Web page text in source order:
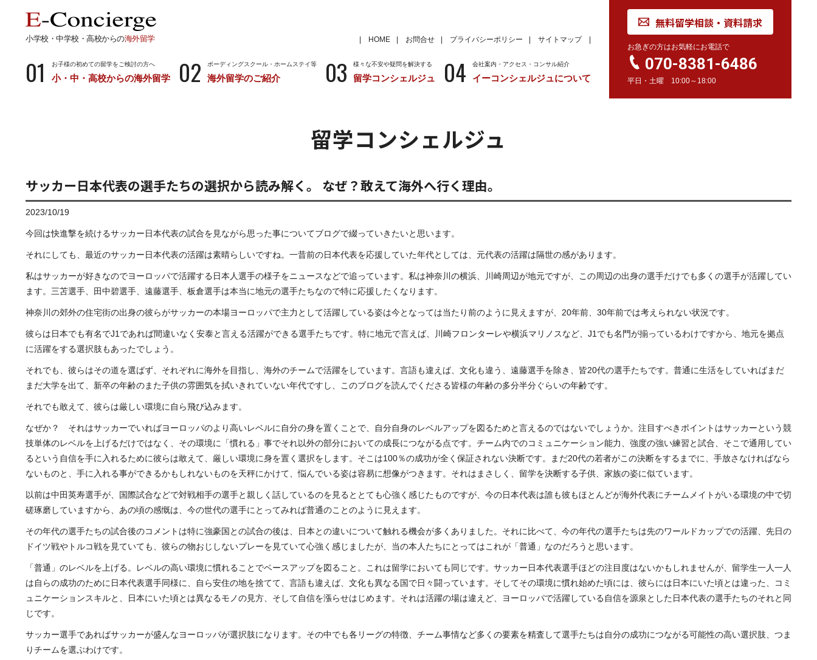
小学校・中学校・高校からの海外留学 HOME お問合せ プライバシーポリシー サイトマップ
01 お子様の初めての留学をご検討の方へ
小・中・高校からの海外留学 02 ボーディングスクール・ホームステイ等
海外留学のご紹介
高校生からのボーディングスクール
留学情報 学校情報
留学情報 学校情報
03 様々な不安や疑問を解決する
留学コンシェルジュ 04 会社案内・アクセス・コンサル紹介
イーコンシェルジュについて
無料留学相談・資料請求
お急ぎの方はお気軽にお電話で
070-8381-6486
平日・土曜 10:00～18:00
留学コンシェルジュ
サッカー日本代表の選手たちの選択から読み解く。 なぜ？敢えて海外へ行く理由。
2023/10/19
今回は快進撃を続けるサッカー日本代表の試合を見ながら思った事についてブログで綴っていきたいと思います。
それにしても、最近のサッカー日本代表の活躍は素晴らしいですね。一昔前の日本代表を応援していた年代としては、元代表の活躍は隔世の感があります。
私はサッカーが好きなのでヨーロッパで活躍する日本人選手の様子をニュースなどで追っています。私は神奈川の横浜、川崎周辺が地元ですが、この周辺の出身の選手だけでも多くの選手が活躍してい
ます。三苫選手、田中碧選手、遠藤選手、板倉選手は本当に地元の選手たちなので特に応援したくなります。
神奈川の郊外の住宅街の出身の彼らがサッカーの本場ヨーロッパで主力として活躍している姿は今となっては当たり前のように見えますが、20年前、30年前では考えられない状況です。
彼らは日本でも有名でJ1であれば間違いなく安泰と言える活躍ができる選手たちです。特に地元で言えば、川崎フロンターレや横浜マリノスなど、J1でも名門が揃っているわけですから、地元を拠点
に活躍をする選択肢もあったでしょう。
それでも、彼らはその道を選ばず、それぞれに海外を目指し、海外のチームで活躍をしています。言語も違えば、文化も違う、遠藤選手を除き、皆20代の選手たちです。普通に生活をしていればまだ
まだ大学を出て、新卒の年齢のまた子供の雰囲気を拭いきれていない年代ですし、このブログを読んでくださる皆様の年齢の多分半分ぐらいの年齢です。
それでも敢えて、彼らは厳しい環境に自ら飛び込みます。
なぜか？ それはサッカーでいればヨーロッパのより高いレベルに自分の身を置くことで、自分自身のレベルアップを図るためと言えるのではないでしょうか。注目すべきポイントはサッカーという競
技単体のレベルを上げるだけではなく、その環境に「慣れる」事でそれ以外の部分においての成長につながる点です。チーム内でのコミュニケーション能力、強度の強い練習と試合、そこで通用してい
るという自信を手に入れるために彼らは敢えて、厳しい環境に身を置く選択をします。そこは100％の成功が全く保証されない決断です。まだ20代の若者がこの決断をするまでに、手放さなければなら
ないものと、手に入れる事ができるかもしれないものを天秤にかけて、悩んでいる姿は容易に想像がつきます。それはまさしく、留学を決断する子供、家族の姿に似ています。
以前は中田英寿選手が、国際試合などで対戦相手の選手と親しく話しているのを見るととても心強く感じたものですが、今の日本代表は誰も彼もほとんどが海外代表にチームメイトがいる環境の中で切
磋琢磨していますから、あの頃の感慨は、今の世代の選手にとってみれば普通のことのように見えます。
その年代の選手たちの試合後のコメントは特に強豪国との試合の後は、日本との違いについて触れる機会が多くありました。それに比べて、今の年代の選手たちは先のワールドカップでの活躍、先日の
ドイツ戦やトルコ戦を見ていても、彼らの物おじしないプレーを見ていて心強く感じましたが、当の本人たちにとってはこれが「普通」なのだろうと思います。
「普通」のレベルを上げる。レベルの高い環境に慣れることでベースアップを図ること。これは留学においても同じです。サッカー日本代表選手ほどの注目度はないかもしれませんが、留学生一人一人
は自らの成功のために日本代表選手同様に、自ら安住の地を捨てて、言語も違えば、文化も異なる国で日々闘っています。そしてその環境に慣れ始めた頃には、彼らには日本にいた頃とは違った、コミ
ュニケーションスキルと、日本にいた頃とは異なるモノの見方、そして自信を漲らせはじめます。それは活躍の場は違えど、ヨーロッパで活躍している自信を源泉とした日本代表の選手たちのそれと同
じです。
サッカー選手であればサッカーが盛んなヨーロッパが選択肢になります。その中でも各リーグの特徴、チーム事情など多くの要素を精査して選手たちは自分の成功につながる可能性の高い選択肢、つま
りチームを選ぶわけです。